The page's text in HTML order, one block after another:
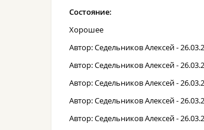
Состояние:
Хорошее
Автор: Седельников Алексей -
Автор: Седельников Алексей -
Автор: Седельников Алексей -
Автор: Седельников Алексей -
Автор: Седельников Алексей -